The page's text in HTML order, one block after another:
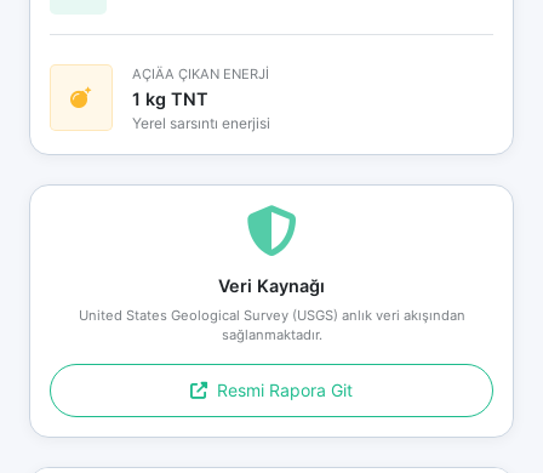
AÇIÄA ÇIKAN ENERJİ
1 kg TNT
Yerel sarsıntı enerjisi
Veri Kaynağı
United States Geological Survey (USGS) anlık veri akışından
sağlanmaktadır.
Resmi Rapora Git